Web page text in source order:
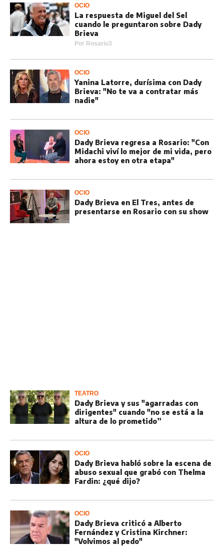
OCIO
La respuesta de Miguel del Sel
cuando le preguntaron sobre Dady
Brieva
Por Rosario3
OCIO
Yanina Latorre, durísima con Dady
Brieva: "No te va a contratar más
nadie"
OCIO
Dady Brieva regresa a Rosario: "Con
Midachi viví lo mejor de mi vida, pero
ahora estoy en otra etapa"
OCIO
Dady Brieva en El Tres, antes de
presentarse en Rosario con su show
TEATRO
Dady Brieva y sus "agarradas con
dirigentes" cuando "no se está a la
altura de lo prometido”
OCIO
Dady Brieva habló sobre la escena de
abuso sexual que grabó con Thelma
Fardin: ¿qué dijo?
OCIO
Dady Brieva criticó a Alberto
Fernández y Cristina Kirchner:
"Volvimos al pedo"